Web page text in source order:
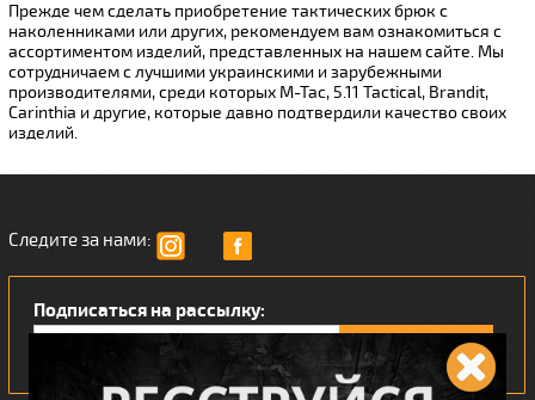
Прежде чем сделать приобретение тактических брюк с
наколенниками или других, рекомендуем вам ознакомиться с
ассортиментом изделий, представленных на нашем сайте. Мы
сотрудничаем с лучшими украинскими и зарубежными
производителями, среди которых M-Tac, 5.11 Tactical, Brandit,
Carinthia и другие, которые давно подтвердили качество своих
изделий.
Следите за нами:
Подписаться на рассылку: